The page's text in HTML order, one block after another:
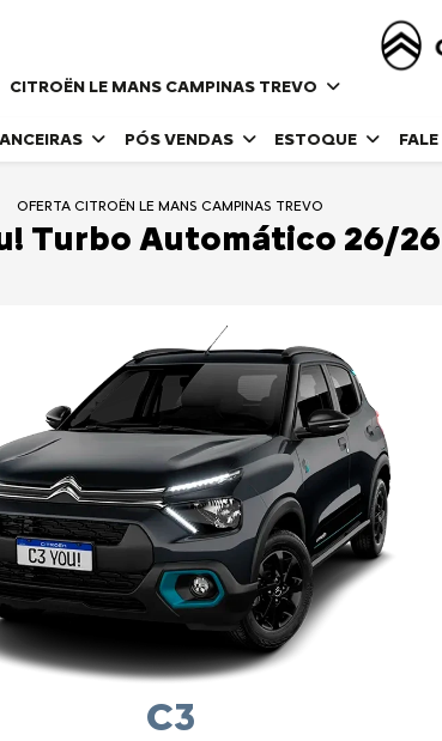
CITROËN LE MANS CAMPINAS TREVO
PÓS VENDAS ESTOQUE
OFERTA CITROËN LE MANS CAMPINAS TREVO
Turbo Automático 26/26
C3